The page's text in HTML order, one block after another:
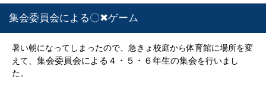
集会委員会による〇✖ゲーム
暑い朝になってしまったので、急きょ校庭から体育館に場所を変
えて、 集会委員会による４・５・６年生の集会を行いまし
た。